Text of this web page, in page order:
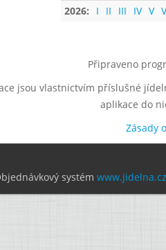
2026:
I II III IV V
Připraveno
jsou vlastnictvím příslušné
aplikace do
Zásady
systém www.jidelna.cz